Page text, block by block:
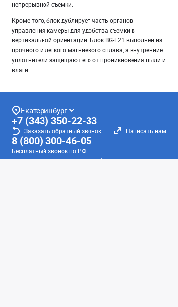
непрерывной съемки.
Кроме того, блок дублирует часть органов
управления камеры для удобства съемки в
вертикальной ориентации. Блок BG-E21 выполнен из
прочного и легкого магниевого сплава, а внутренние
уплотнители защищают его от проникновения пыли и
влаги.
Екатеринбург
+7 (343) 350-22-33
Заказать обратный звонок Написать нам
8 (800) 300-46-05
Бесплатный звонок по РФ
Пн—Пт: 10:00 — 19:00. Сб: 10:00 — 18:00